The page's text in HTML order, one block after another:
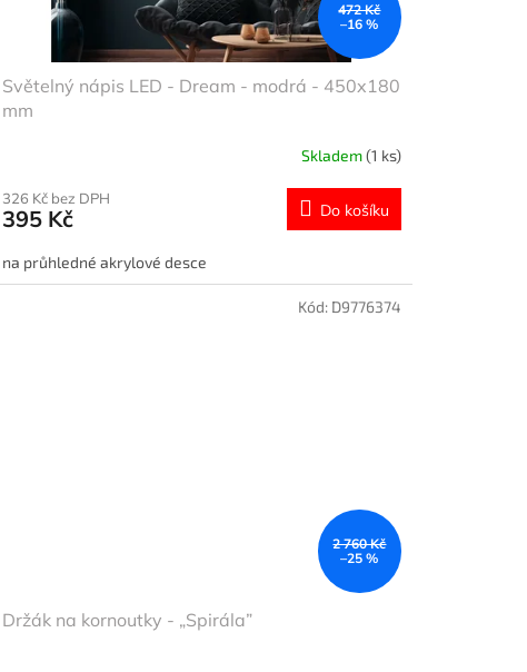
472 Kč
–16 %
Světelný nápis LED - Dream - modrá - 450x180
mm
Skladem(1 ks)
326 Kč bez DPH
395 Kč Do košíku
na průhledné akrylové desce
2 760 Kč
–25 %
Držák na kornoutky - „Spirála”
Kód: D9776374